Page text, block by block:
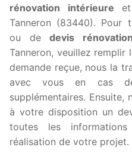
rénovation intérieure et
Tanneron (83440). Pour
ou de devis rénovation
Tanneron, veuillez
demande reçue, nous la
avec vous en cas de
supplémentaires.
à votre disposition un
toutes les
réalisation de votre projet.